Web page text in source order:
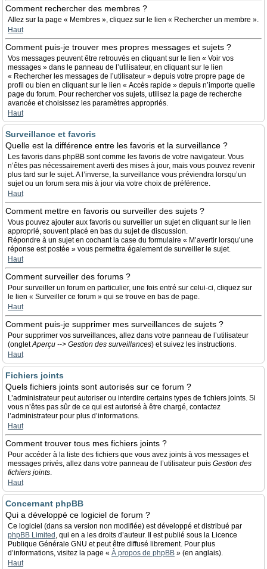
Comment rechercher des membres ?
Allez sur la page « Membres », cliquez sur le lien « Rechercher un membre ».
Haut
Comment puis-je trouver mes propres messages et sujets ?
Vos messages peuvent être retrouvés en cliquant sur le lien « Voir vos
messages » dans le panneau de l’utilisateur, en cliquant sur le lien
« Rechercher les messages de l’utilisateur » depuis votre propre page de
profil ou bien en cliquant sur le lien « Accès rapide » depuis n’importe quelle
page du forum. Pour rechercher vos sujets, utilisez la page de recherche
avancée et choisissez les paramètres appropriés.
Haut
Surveillance et favoris
Quelle est la différence entre les favoris et la surveillance ?
Les favoris dans phpBB sont comme les favoris de votre navigateur. Vous
n’êtes pas nécessairement averti des mises à jour, mais vous pouvez revenir
plus tard sur le sujet. A l’inverse, la surveillance vous préviendra lorsqu’un
sujet ou un forum sera mis à jour via votre choix de préférence.
Haut
Comment mettre en favoris ou surveiller des sujets ?
Vous pouvez ajouter aux favoris ou surveiller un sujet en cliquant sur le lien
approprié, souvent placé en bas du sujet de discussion.
Répondre à un sujet en cochant la case du formulaire « M’avertir lorsqu’une
réponse est postée » vous permettra également de surveiller le sujet.
Haut
Comment surveiller des forums ?
Pour surveiller un forum en particulier, une fois entré sur celui-ci, cliquez sur
le lien « Surveiller ce forum » qui se trouve en bas de page.
Haut
Comment puis-je supprimer mes surveillances de sujets ?
Pour supprimer vos surveillances, allez dans votre panneau de l’utilisateur
(ongletAperçu --> Gestion des surveillances) et suivez les instructions.
Haut
Fichiers joints
Quels fichiers joints sont autorisés sur ce forum ?
L’administrateur peut autoriser ou interdire certains types de fichiers joints. Si
vous n’êtes pas sûr de ce qui est autorisé à être chargé, contactez
l’administrateur pour plus d’informations.
Haut
Comment trouver tous mes fichiers joints ?
Pour accéder à la liste des fichiers que vous avez joints à vos messages et
messages privés, allez dans votre panneau de l’utilisateur puis Gestion des
fichiers joints.
Haut
Concernant phpBB
Qui a développé ce logiciel de forum ?
Ce logiciel (dans sa version non modifiée) est développé et distribué par
phpBB Limited , qui en a les droits d’auteur. Il est publié sous la Licence
Publique Générale GNU et peut être diffusé librement. Pour plus
d’informations, visitez la page « À propos de phpBB » (en anglais).
Haut